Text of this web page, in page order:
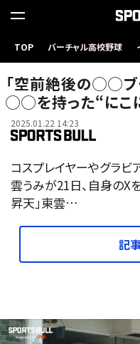
TOP バーチャル高校野球
「空前絶後の◯◯ブ
◯◯を持った“にこ
2025.01.22 14:23
コスプレイヤーやグラビ
雲うみが21日、自身のX
昇天」東雲…
記